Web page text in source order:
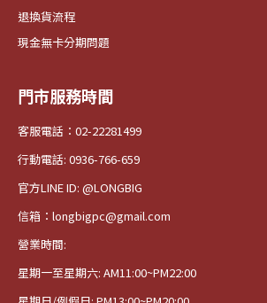
退換貨流程
現金無卡分期問題
門市服務時間
客服電話：02-22281499
行動電話: 0936-766-659
官方LINE ID: @LONGBIG
信箱：longbigpc@gmail.com
營業時間:
星期一至星期六: AM11:00~PM22:00